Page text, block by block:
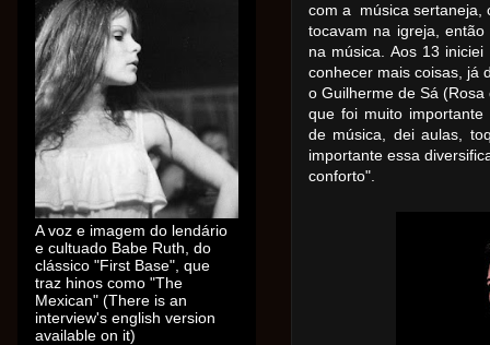
com a música sertaneja,
tocavam na igreja,
na música. Aos 13
conhecer mais coisas, já
o Guilherme de Sá
que foi muito
de música, dei aulas,
importante essa
conforto".
A voz e imagem do lendário
e cultuado Babe Ruth, do
clássico "First Base", que
traz hinos como "The
Mexican" (There is an
interview's english version
available on it)